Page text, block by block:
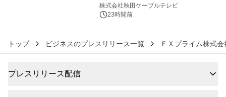
秋田犬の子犬と秋田の四季と名所を巡
るパッケージ～ 9月1日(火)秋田県内で
株式会社秋田ケーブルテレビ
23時間前
トップ ビジネスのプレスリリース一覧 ＦＸプライム株式会
プレスリリース配信